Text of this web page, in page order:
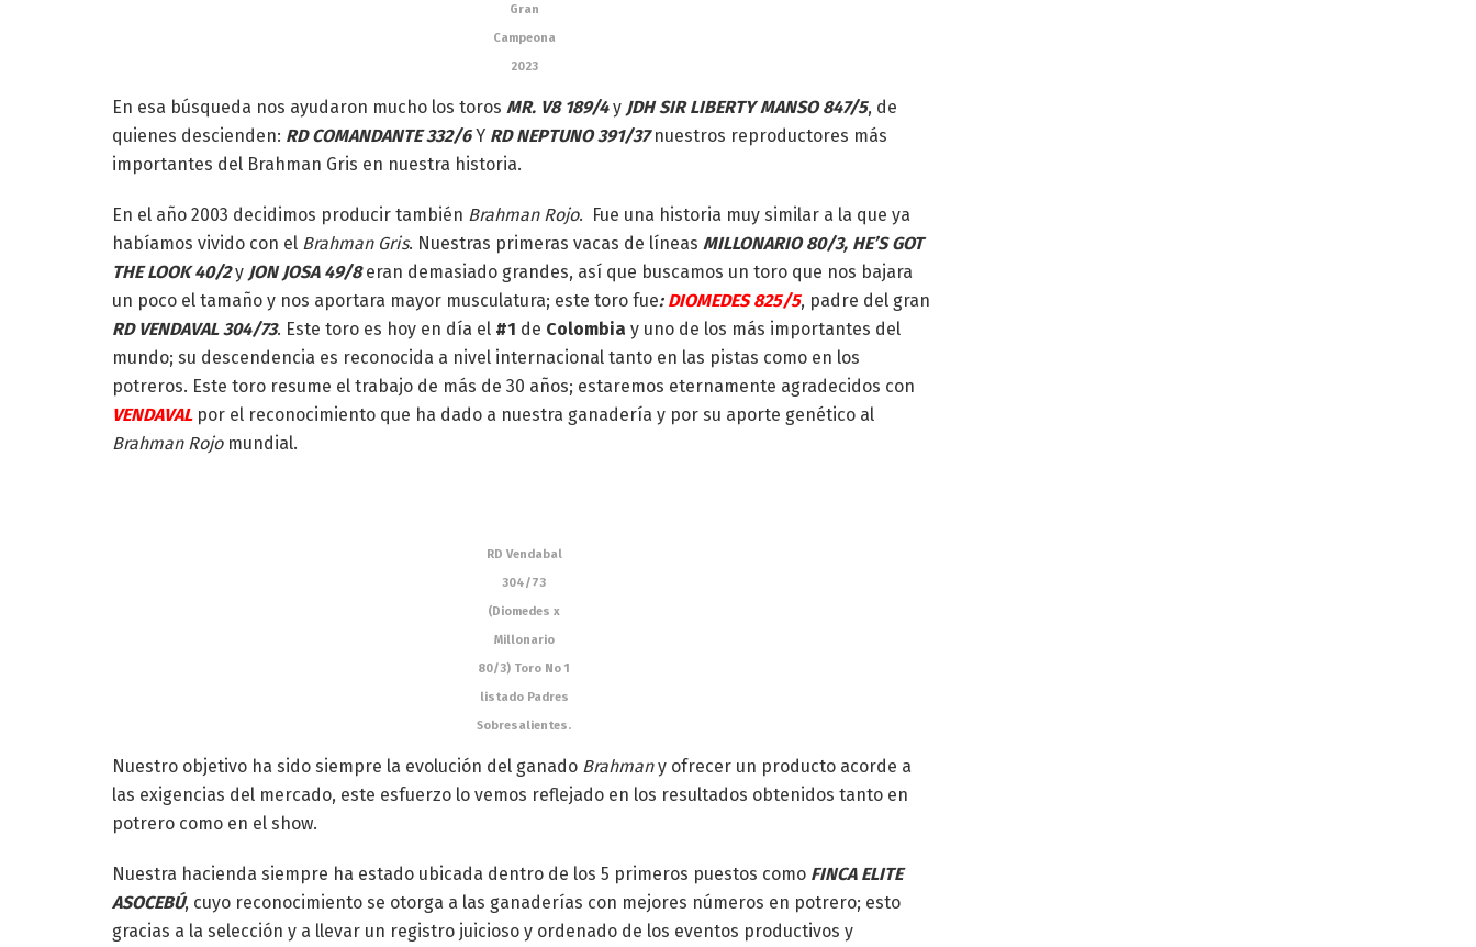
Gran
Campeona
2023
En esa búsqueda nos ayudaron mucho los toros MR. V8 189/4y JDH SIR LIBERTY MANSO 847/5, de
quienes descienden: RD COMANDANTE 332/6Y RD NEPTUNO 391/37nuestros reproductores más
importantes del Brahman Gris en nuestra historia.
En el año 2003 decidimos producir también Brahman Rojo. Fue una historia muy similar a la que ya
habíamos vivido con el Brahman Gris. Nuestras primeras vacas de líneas MILLONARIO 80/3, HE’S GOT
THE LOOK 40/2y JON JOSA 49/8eran demasiado grandes, así que buscamos un toro que nos bajara
un poco el tamaño y nos aportara mayor musculatura; este toro fue: DIOMEDES 825/5, padre del gran
RD VENDAVAL 304/73. Este toro es hoy en día el #1 de Colombia y uno de los más importantes del
mundo; su descendencia es reconocida a nivel internacional tanto en las pistas como en los
potreros. Este toro resume el trabajo de más de 30 años; estaremos eternamente agradecidos con
VENDAVALpor el reconocimiento que ha dado a nuestra ganadería y por su aporte genético al
Brahman Rojomundial.
RD Vendabal
304/73
(Diomedes x
Millonario
80/3) Toro No 1
listado Padres
Sobresalientes.
Nuestro objetivo ha sido siempre la evolución del ganado Brahmany ofrecer un producto acorde a
las exigencias del mercado, este esfuerzo lo vemos reflejado en los resultados obtenidos tanto en
potrero como en el show.
Nuestra hacienda siempre ha estado ubicada dentro de los 5 primeros puestos como FINCA ELITE
ASOCEBÚ, cuyo reconocimiento se otorga a las ganaderías con mejores números en potrero; esto
gracias a la selección y a llevar un registro juicioso y ordenado de los eventos productivos y